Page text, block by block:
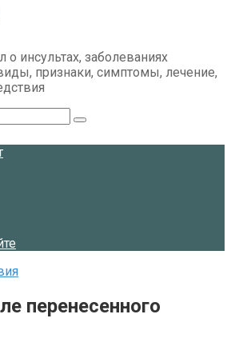
инсультах, заболеваниях
признаки, симптомы, лечение,
перенесенного